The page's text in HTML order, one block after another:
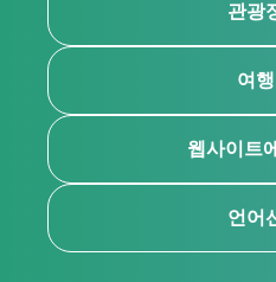
관광
여
웹사이트
언어